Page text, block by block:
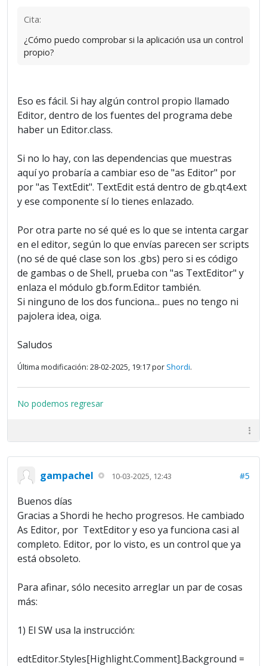
Cita:
¿Cómo puedo comprobar si la aplicación usa un control
propio?
Eso es fácil. Si hay algún control propio llamado
Editor, dentro de los fuentes del programa debe
haber un Editor.class.
Si no lo hay, con las dependencias que muestras
aquí yo probaría a cambiar eso de "as Editor" por
por "as TextEdit". TextEdit está dentro de gb.qt4.ext
y ese componente sí lo tienes enlazado.
Por otra parte no sé qué es lo que se intenta cargar
en el editor, según lo que envías parecen ser scripts
(no sé de qué clase son los .gbs) pero si es código
de gambas o de Shell, prueba con "as TextEditor" y
enlaza el módulo gb.form.Editor también.
Si ninguno de los dos funciona... pues no tengo ni
pajolera idea, oiga.
Saludos
Última modificación: 28-02-2025, 19:17 por Shordi.
No podemos regresar
gampachel 10-03-2025, 12:43 #5
Buenos días
Gracias a Shordi he hecho progresos. He cambiado
As Editor, por TextEditor y eso ya funciona casi al
completo. Editor, por lo visto, es un control que ya
está obsoleto.
Para afinar, sólo necesito arreglar un par de cosas
más:
1) El SW usa la instrucción:
edtEditor.Styles[Highlight.Comment].Background =